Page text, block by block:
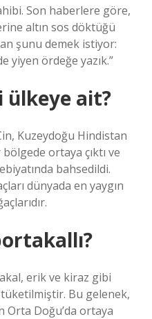
Son haberlere göre,
altın sos döktüğü
şunu demek istiyor:
yiyen ördeğe yazık.”
ülkeye ait?
Kuzeydoğu Hindistan
ortaya çıktı ve
bahsedildi.
dünyada en yaygın
erik ve kiraz gibi
Bu gelenek,
Orta Doğu’da ortaya